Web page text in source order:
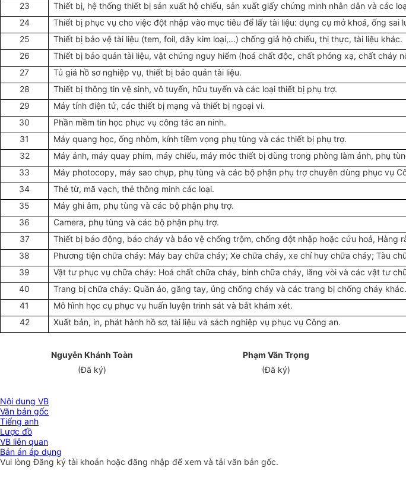
23
Thiết bị, hệ thống thiết bị sản xuất hộ chiếu, sản xuất giấy chứng minh nhân dân và các
24
Thiết bị phục vụ cho việc đột nhập vào mục tiêu để lấy tài liệu: dụng cụ mở khoá, ống sai
25
Thiết bị bảo vệ tài liệu (tem, foil, dây kim loại,...) chống giả hộ chiếu, thị thực, tài liệu khác.
26
Thiết bị bảo quản tài liệu, vật chứng nguy hiểm (hoá chất độc, chất phóng xạ, chất cháy
27
Tủ giá hồ sơ nghiệp vụ, thiết bị bảo quản tài liệu.
28
Thiết bị thông tin vệ sinh, vô tuyến, hữu tuyến và các loại thiết bị phụ trợ.
29
Máy tính điện tử, các thiết bị mạng và thiết bị ngoại vi.
30
Phần mềm tin học phục vụ công tác an ninh.
31
Máy quang học, ống nhòm, kính tiềm vọng phụ tùng và các thiết bị phụ trợ.
32
Máy ảnh, máy quay phim, máy chiếu, máy móc thiết bị dùng trong phòng làm ảnh, phụ
33
Máy photocopy, máy sao chụp, phụ tùng và các bộ phận phụ trợ chuyên dùng phục vụ
34
Thẻ từ, mã vạch, thẻ thông minh các loại.
35
Máy ghi âm, phụ tùng và các bộ phận phụ trợ.
36
Camera, phụ tùng và các bộ phận phụ trợ.
37
Thiết bị báo động, báo cháy và bảo vệ chống trộm, chống đột nhập hoặc cứu hoả,
38
Phương tiện chữa cháy: Máy bay chữa cháy; Xe chữa cháy, xe chỉ huy chữa cháy; Tàu
39
Vật tư phục vụ chữa cháy: Hoá chất chữa cháy, bình chữa cháy, lăng vòi và các vật tư
40
Trang bị chữa cháy: Quần áo, găng tay, ủng chống cháy và các trang bị chống cháy khác.
41
Mô hình học cụ phục vụ huấn luyện trinh sát và bắt khám xét.
42
Xuất bản, in, phát hành hồ sơ, tài liệu và sách nghiệp vụ phục vụ Công an.
Nguyễn Khánh Toàn
(Đã ký)
Phạm Văn Trọng
(Đã ký)
Nội dung VB
Văn bản gốc
Tiếng anh
Lược đồ
VB liên quan
Bản án áp dụng
Vui lòngĐăng ký tài khoản hoặc đăng nhập để xem và tải văn bản gốc.